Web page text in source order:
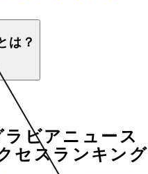
は？
ラビアニュース
セスランキング